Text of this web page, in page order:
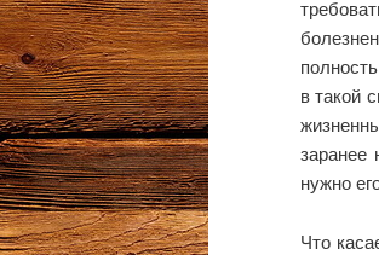
в такой
заранее
нужно
Что